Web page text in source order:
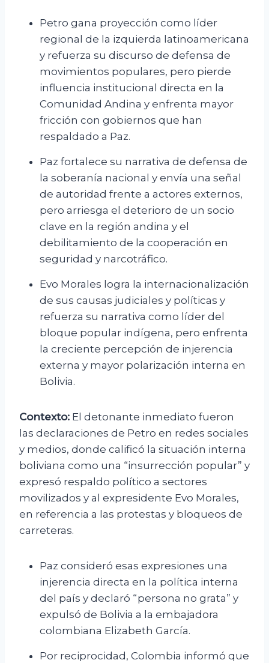
Petro gana proyección como líder
regional de la izquierda latinoamericana
y refuerza su discurso de defensa de
movimientos populares, pero pierde
influencia institucional directa en la
Comunidad Andina y enfrenta mayor
fricción con gobiernos que han
respaldado a Paz.
Paz fortalece su narrativa de defensa de
la soberanía nacional y envía una señal
de autoridad frente a actores externos,
pero arriesga el deterioro de un socio
clave en la región andina y el
debilitamiento de la cooperación en
seguridad y narcotráfico.
Evo Morales logra la internacionalización
de sus causas judiciales y políticas y
refuerza su narrativa como líder del
bloque popular indígena, pero enfrenta
la creciente percepción de injerencia
externa y mayor polarización interna en
Bolivia.
Contexto: El detonante inmediato fueron
las declaraciones de Petro en redes sociales
y medios, donde calificó la situación interna
boliviana como una “insurrección popular” y
expresó respaldo político a sectores
movilizados y al expresidente Evo Morales,
en referencia a las protestas y bloqueos de
carreteras.
Paz consideró esas expresiones una
injerencia directa en la política interna
del país y declaró “persona no grata” y
expulsó de Bolivia a la embajadora
colombiana Elizabeth García.
Por reciprocidad, Colombia informó que